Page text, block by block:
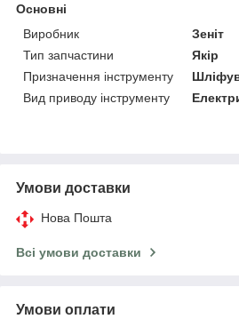
Основні
Виробник
Зеніт
Тип запчастини
Якір
Призначення інструменту
Вид приводу інструменту
Умови доставки
Нова Пошта
Всі умови доставки
Умови оплати